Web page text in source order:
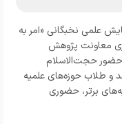
علمی نخبگانی «امر به
معاونت پژوهش
حضور حجت‌الاسلام
و طلاب حوزه‌های علمیه
برتر، حضوری